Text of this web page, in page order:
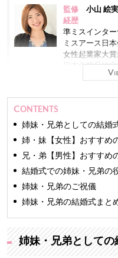
監修 小山 絵実
経歴
準ミスインタ
ミスアース日
女性起業家大
日本化粧品検
株式会社ミス
業界最大級の
ファッションモ
り、おしゃれ
TV、新聞をは
しています。
CONTENTS
姉妹・兄弟としての結婚
姉・妹【女性】おすすめ
兄・弟【男性】おすすめ
結婚式での姉妹・兄弟の
姉妹・兄弟のご祝儀
姉妹・兄弟の結婚式まと
姉妹・兄弟として